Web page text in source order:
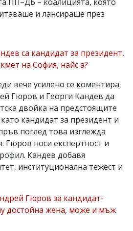
и лансираше през
са кандидат за президент,
на София, найс а?
вече усилено се коментира
Гюров и Георги Кандев да
двойка на предстоящите
кандидат за президент и
поглед това изглежда
Гюров носи експертност и
Кандев добавя
институционална тежест и
Гюров за кандидат-
достойна жена, може и мъж